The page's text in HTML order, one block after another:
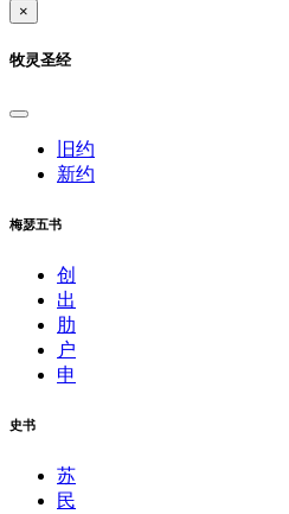
×
牧灵圣经
旧约
新约
梅瑟五书
创
出
肋
户
申
史书
苏
民